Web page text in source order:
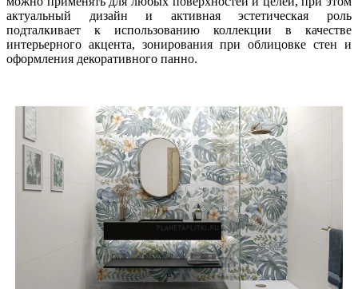
актуальный дизайн и активная эстетическая роль
подталкивает к использованию коллекции в качестве
интерьерного акцента, зонирования при облицовке стен и
оформления декоративного панно.